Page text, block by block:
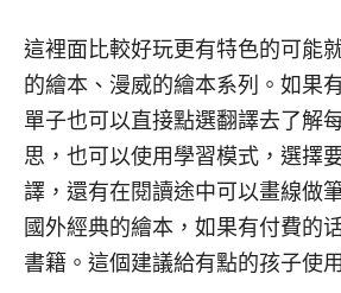
這裡面比較好玩更有特色的可能
的繪本、漫威的繪本系列。如果
單子也可以直接點選翻譯去了解
思，也可以使用學習模式，選擇
譯，還有在閱讀途中可以畫線做
國外經典的繪本，如果有付費的
書籍。這個建議給有點的孩子使